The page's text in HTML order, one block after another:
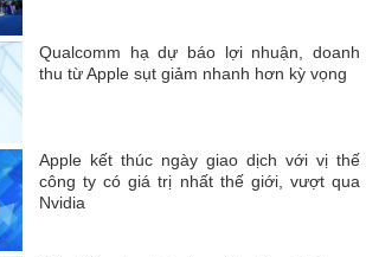
Qualcomm hạ dự báo lợi nhuận, doanh
thu từ Apple sụt giảm nhanh hơn kỳ vọng
Apple kết thúc ngày giao dịch với vị thế
công ty có giá trị nhất thế giới, vượt qua
Nvidia